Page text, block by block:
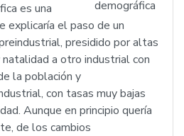
es una
explicaría el paso de un
presidido por altas
a otro industrial con
la población y
con tasas muy bajas
Aunque en principio quería
de los cambios